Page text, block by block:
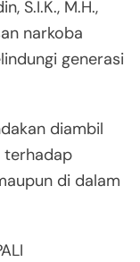
S.I.K., M.H.,
narkoba
generasi
diambil
terhadap
di dalam